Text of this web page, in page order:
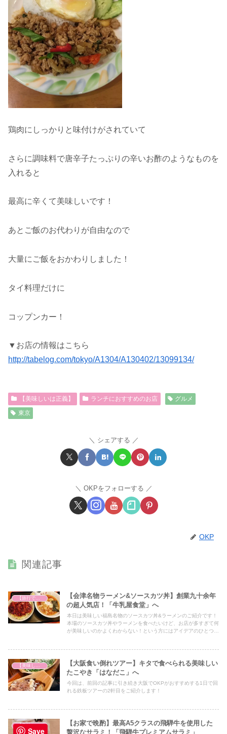
鶏肉にしっかりと味付けがされていて
さらに調味料で唐辛子たっぷりの辛いお酢のようなものを
入れると
最高に辛くて美味しいです！
あとご飯のお代わりが自由なので
大量にご飯をおかわりしました！
タイ料理だけに
コップンカー！
▼お店の情報はこちら
http://tabelog.com/tokyo/A1304/A130402/13099134/
【美味しいは正義】 ランチにおすすめのお店
グルメ
東京
シェアする
OKPをフォローする
OKP
関連記事
【旅行で心を癒そう】
【会津名物ラーメン&ソースカツ丼】創業九十余年
の超人気店！「牛乳屋食堂」へ
本日は美味しい福島名物のソースカツ丼&ラーメンのご紹介です！
本場のソースカツ丼やラーメンを食べたいけど、お店が多すぎて何
が美味しいのかよくわからない！という方にはアイデアのひとつと
【美味しいは正義】
【大阪食い倒れツアー】キタで食べられる美味しい
たこやき「はなだこ」へ
今回は、前回の記事に引き続き大阪でOKPがおすすめする1日で回
れる鉄板ツアーの2軒目をご紹介します！
【美味しいは正義】
【お家で晩酌】最高A5クラスの飛騨牛を使用した
贅沢なサラミ！「飛騨牛プレミアムサラミ」
Save